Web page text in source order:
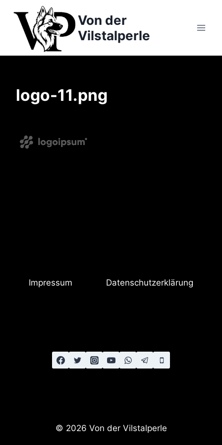
Inhalt
springen
Von der
Vilstalperle
logo-11.png
Impressum Datenschutzerklärung
© 2026 Von der Vilstalperle